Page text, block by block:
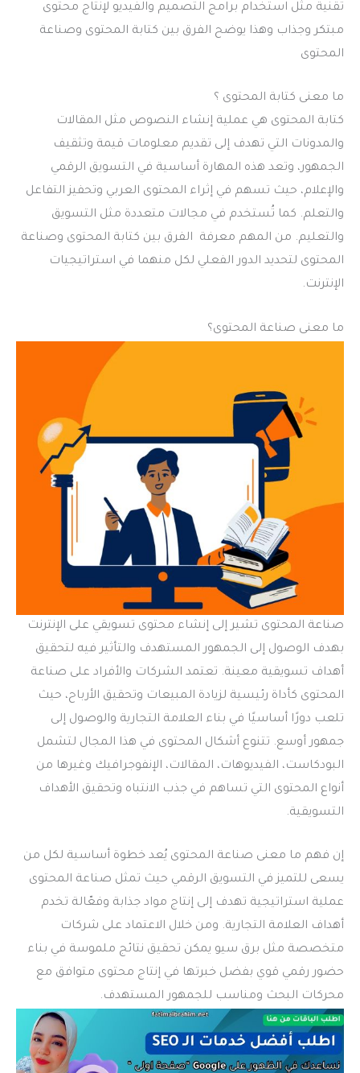
تقنية مثل استخدام برامج التصميم والفيديو لإنتاج محتوى
مبتكر وجذاب وهذا يوضح الفرق بين كتابة المحتوى وصناعة
المحتوى
ما معنى كتابة المحتوى ؟
كتابة المحتوى هي عملية إنشاء النصوص مثل المقالات
والمدونات التي تهدف إلى تقديم معلومات قيمة وتثقيف
الجمهور، وتعد هذه المهارة أساسية في التسويق الرقمي
والإعلام، حيث تسهم في إثراء المحتوى العربي وتحفيز التفاعل
والتعلم. كما تُستخدم في مجالات متعددة مثل التسويق
والتعليم. من المهم معرفة الفرق بين كتابة المحتوى وصناعة
المحتوى لتحديد الدور الفعلي لكل منهما في استراتيجيات
الإنترنت.
ما معنى صناعة المحتوى؟
صناعة المحتوى تشير إلى إنشاء محتوى تسويقي على الإنترنت
بهدف الوصول إلى الجمهور المستهدف والتأثير فيه لتحقيق
أهداف تسويقية معينة. تعتمد الشركات والأفراد على صناعة
المحتوى كأداة رئيسية لزيادة المبيعات وتحقيق الأرباح، حيث
تلعب دورًا أساسيًا في بناء العلامة التجارية والوصول إلى
جمهور أوسع. تتنوع أشكال المحتوى في هذا المجال لتشمل
البودكاست، الفيديوهات، المقالات، الإنفوجرافيك وغيرها من
أنواع المحتوى التي تساهم في جذب الانتباه وتحقيق الأهداف
التسويقية.
إن فهم ما معنى صناعة المحتوى يُعد خطوة أساسية لكل من
يسعى للتميز في التسويق الرقمي حيث تمثل صناعة المحتوى
عملية استراتيجية تهدف إلى إنتاج مواد جذابة وفعّالة تخدم
أهداف العلامة التجارية. ومن خلال الاعتماد على شركات
متخصصة مثل برق سيو يمكن تحقيق نتائج ملموسة في بناء
حضور رقمي قوي بفضل خبرتها في إنتاج محتوى متوافق مع
محركات البحث ومناسب للجمهور المستهدف.